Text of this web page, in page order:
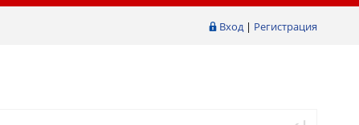
Вход| Регистрация